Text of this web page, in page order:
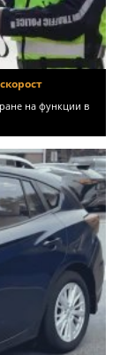
на функции в